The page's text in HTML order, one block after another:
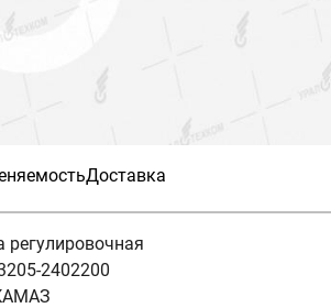
Доставка
регулировочная
2402200